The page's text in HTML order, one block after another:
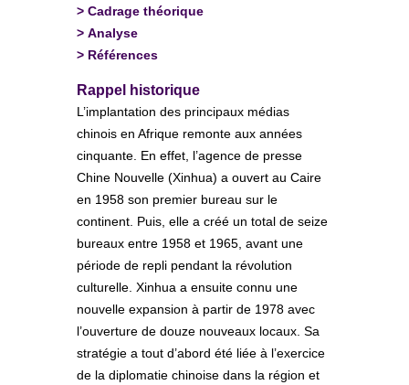
> Cadrage théorique
> Analyse
> Références
Rappel historique
L’implantation des principaux médias
chinois en Afrique remonte aux années
cinquante. En effet, l’agence de presse
Chine Nouvelle (Xinhua) a ouvert au Caire
en 1958 son premier bureau sur le
continent. Puis, elle a créé un total de seize
bureaux entre 1958 et 1965, avant une
période de repli pendant la révolution
culturelle. Xinhua a ensuite connu une
nouvelle expansion à partir de 1978 avec
l’ouverture de douze nouveaux locaux. Sa
stratégie a tout d’abord été liée à l’exercice
de la diplomatie chinoise dans la région et